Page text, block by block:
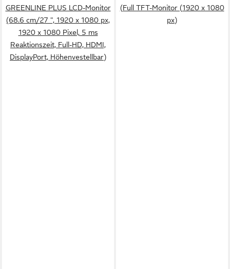
GREENLINE PLUS LCD-Monitor
(68.6 cm/27 ", 1920 x 1080 px,
1920 x 1080 Pixel, 5 ms
Reaktionszeit, Full-HD, HDMI,
DisplayPort, Höhenvestellbar)
(Full TFT-Monitor (1920 x 1080
px)